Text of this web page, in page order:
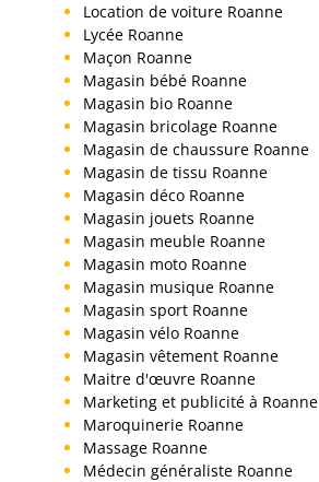
Location de voiture Roanne
Lycée Roanne
Maçon Roanne
Magasin bébé Roanne
Magasin bio Roanne
Magasin bricolage Roanne
Magasin de chaussure Roanne
Magasin de tissu Roanne
Magasin déco Roanne
Magasin jouets Roanne
Magasin meuble Roanne
Magasin moto Roanne
Magasin musique Roanne
Magasin sport Roanne
Magasin vélo Roanne
Magasin vêtement Roanne
Maitre d'œuvre Roanne
Marketing et publicité à Roanne
Maroquinerie Roanne
Massage Roanne
Médecin généraliste Roanne